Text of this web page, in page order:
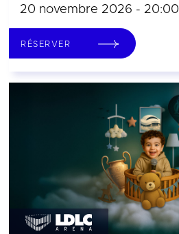
20 novembre 2026 - 20:00
RÉSERVER